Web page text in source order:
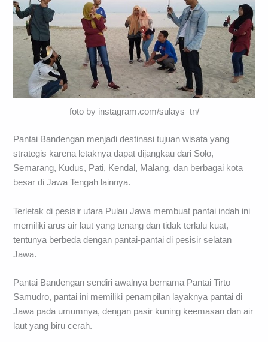
foto by instagram.com/sulays_tn/
Pantai Bandengan menjadi destinasi tujuan wisata yang
strategis karena letaknya dapat dijangkau dari Solo,
Semarang, Kudus, Pati, Kendal, Malang, dan berbagai kota
besar di Jawa Tengah lainnya.
Terletak di pesisir utara Pulau Jawa membuat pantai indah ini
memiliki arus air laut yang tenang dan tidak terlalu kuat,
tentunya berbeda dengan pantai-pantai di pesisir selatan
Jawa.
Pantai Bandengan sendiri awalnya bernama Pantai Tirto
Samudro, pantai ini memiliki penampilan layaknya pantai di
Jawa pada umumnya, dengan pasir kuning keemasan dan air
laut yang biru cerah.